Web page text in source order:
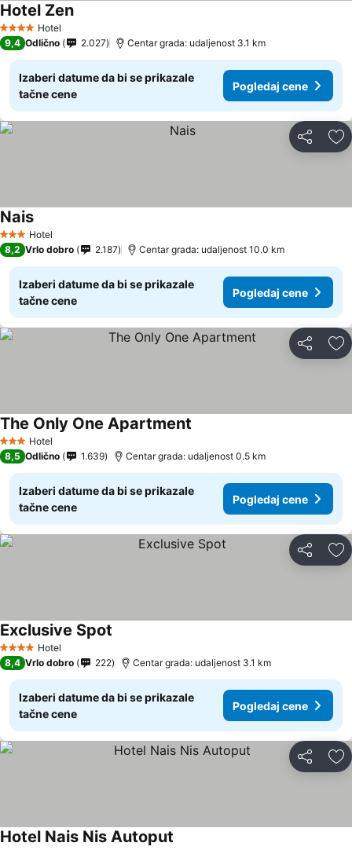
4 ZvezdiceHotel
Hotel Zen
9,4 Odlično 2.027 Centar grada: udaljenost 3.1 km
Izaberi datume da bi se prikazale
tačne cene
Pogledaj cene
Deli
3 Zvezdice
Hotel
Nais
8,2 Vrlo dobro 2.187 Centar grada: udaljenost 10.0 km
Izaberi datume da bi se prikazale
tačne cene
Pogledaj cene
Deli
3 Zvezdice
Hotel
The Only One Apartment
8,5 Odlično 1.639 Centar grada: udaljenost 0.5 km
Izaberi datume da bi se prikazale
tačne cene
Pogledaj cene
Deli
4 ZvezdiceHotel
Exclusive Spot
8,4 Vrlo dobro 222 Centar grada: udaljenost 3.1 km
Izaberi datume da bi se prikazale
tačne cene
Pogledaj cene
Deli
Hotel Nais Nis Autoput